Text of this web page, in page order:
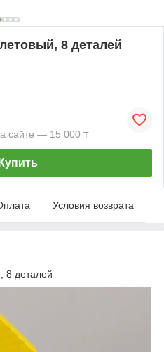
8 деталей
сайте — 15 000 ₸
Купить
Условия возврата
8 деталей